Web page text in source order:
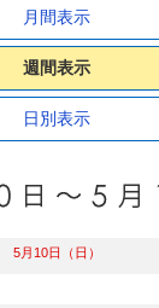
月間表示
週間表示
日別表示
5月10日（日）